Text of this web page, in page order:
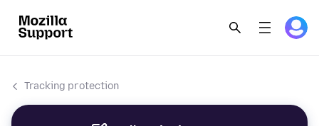
Tracking protection